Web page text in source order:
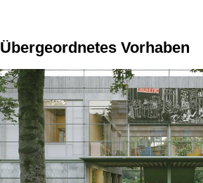
Übergeordnetes Vorhaben